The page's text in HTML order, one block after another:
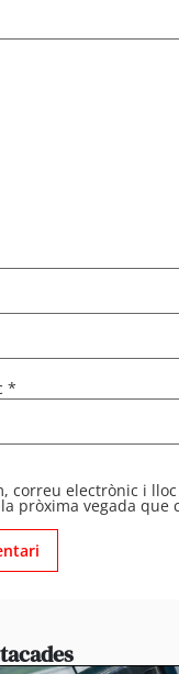
*
correu electrònic i
pròxima vegada que